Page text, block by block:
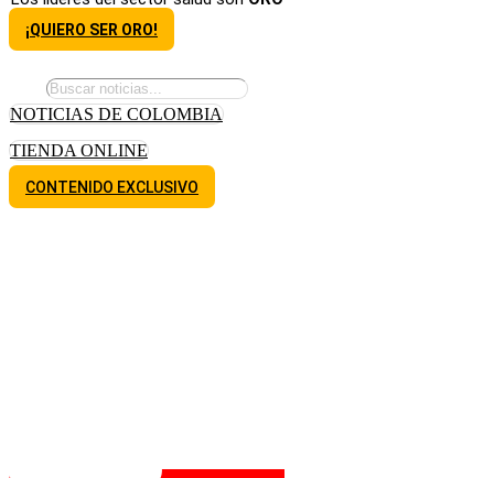
¡QUIERO SER ORO!
NOTICIAS DE COLOMBIA
TIENDA ONLINE
CONTENIDO EXCLUSIVO